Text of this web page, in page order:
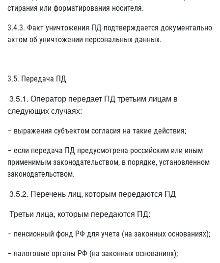
стирания или форматирования носителя.
3.4.3. Факт уничтожения ПД подтверждается документально
актом об уничтожении персональных данных.
3.5. Передача ПД
3.5.1. Оператор передает ПД третьим лицам в
следующих случаях:
– выражения субъектом согласия на такие действия;
– если передача ПД предусмотрена российским или иным
применимым законодательством, в порядке, установленном
законодательством.
3.5.2. Перечень лиц, которым передаются ПД
Третьи лица, которым передаются ПД:
– пенсионный фонд РФ для учета (на законных основаниях);
– налоговые органы РФ (на законных основаниях);